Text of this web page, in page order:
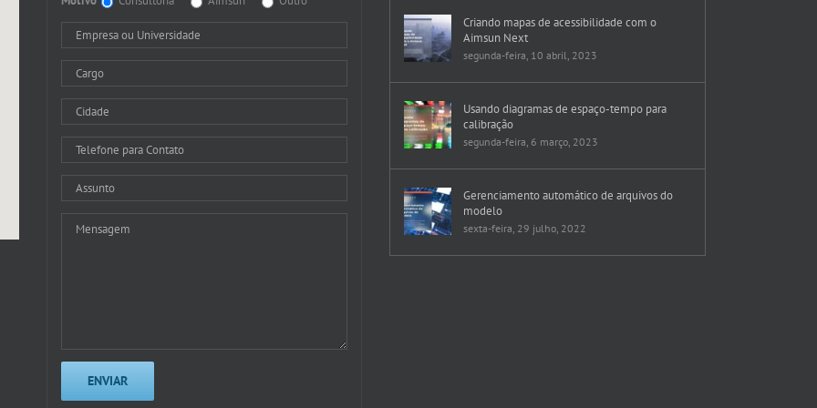
Criando mapas de acessibilidade com o
Aimsun Next
segunda-feira, 10 abril, 2023
Usando diagramas de espaço-tempo para
calibração
segunda-feira, 6 março, 2023
Gerenciamento automático de arquivos do
modelo
sexta-feira, 29 julho, 2022